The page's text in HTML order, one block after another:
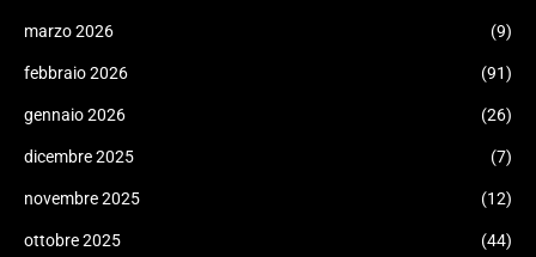
marzo 2026 (9)
febbraio 2026 (91)
gennaio 2026 (26)
dicembre 2025 (7)
novembre 2025 (12)
ottobre 2025 (44)